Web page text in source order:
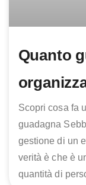
Quanto
Scopri cosa fa
guadagna
gestione di un
verità è che è
quantità di